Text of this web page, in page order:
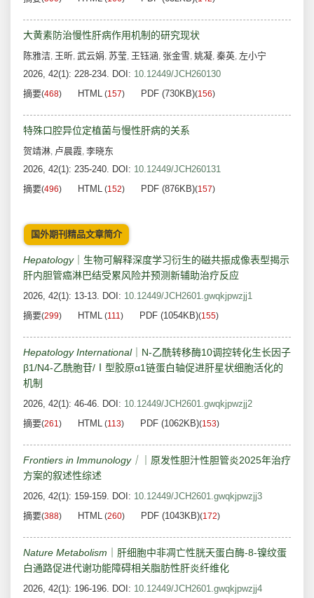
大黄素防治慢性肝病作用机制的研究现状
陈雅洁, 王昕, 武云娟, 苏莹, 王钰涵, 张金雪, 姚凝, 秦英, 左小宁
2026, 42(1): 228-234. DOI: 10.12449/JCH260130
摘要(468) HTML (157) PDF (730KB)(156)
特殊口腔异位定植菌与慢性肝病的关系
贺靖淋, 卢晨霞, 李晓东
2026, 42(1): 235-240. DOI: 10.12449/JCH260131
摘要(496) HTML (152) PDF (876KB)(157)
国外期刊精品文章简介
Hepatology｜生物可解释深度学习衍生的磁共振成像表型揭示
肝内胆管癌淋巴结受累风险并预测新辅助治疗反应
2026, 42(1): 13-13. DOI: 10.12449/JCH2601.gwqkjpwzjj1
摘要(299) HTML (111) PDF (1054KB)(155)
Hepatology International｜N-乙酰转移酶10调控转化生长因子
β1/N4-乙酰胞苷/Ⅰ型胶原α1链蛋白轴促进肝星状细胞活化的
机制
2026, 42(1): 46-46. DOI: 10.12449/JCH2601.gwqkjpwzjj2
摘要(261) HTML (113) PDF (1062KB)(153)
Frontiers in Immunology｜
｜原发性胆汁性胆管炎2025年治疗
方案的叙述性综述
2026, 42(1): 159-159. DOI: 10.12449/JCH2601.gwqkjpwzjj3
摘要(388) HTML (260) PDF (1043KB)(172)
Nature Metabolism ｜肝细胞中非凋亡性胱天蛋白酶-8-镍纹蛋
白通路促进代谢功能障碍相关脂肪性肝炎纤维化
2026, 42(1): 196-196. DOI: 10.12449/JCH2601.gwqkjpwzjj4